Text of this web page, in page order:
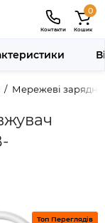
Контакти
0
Кошик
Мережеві зарядні
Топ Переглядів